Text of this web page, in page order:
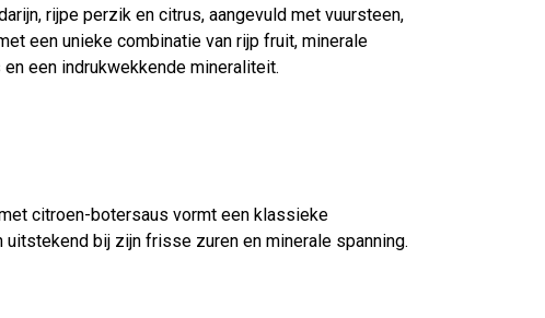
rijpe perzik en citrus, aangevuld met vuursteen,
een unieke combinatie van rijp fruit, minerale
een indrukwekkende mineraliteit.
citroen-botersaus vormt een klassieke
bij zijn frisse zuren en minerale spanning.